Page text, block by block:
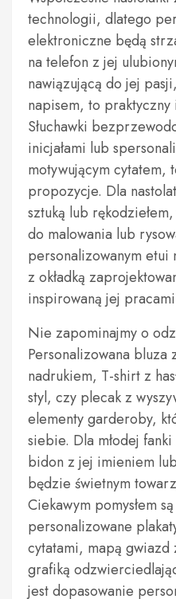
technologii, dlatego
elektroniczne będą
na telefon z jej
nawiązującą do jej
napisem, to
Słuchawki
inicjałami lub
motywującym cytatem,
propozycje. Dla
sztuką lub
do malowania lub
personalizowanym
z okładką
inspirowaną jej
Nie zapominajmy o
Personalizowana
nadrukiem, T-shirt z
styl, czy plecak z
elementy garderoby,
siebie. Dla młodej
bidon z jej imieniem
będzie świetnym
Ciekawym pomysłem
personalizowane
cytatami, mapą
grafiką
jest dopasowanie